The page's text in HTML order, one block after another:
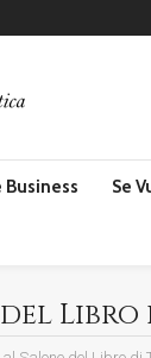
Business Se
Libro